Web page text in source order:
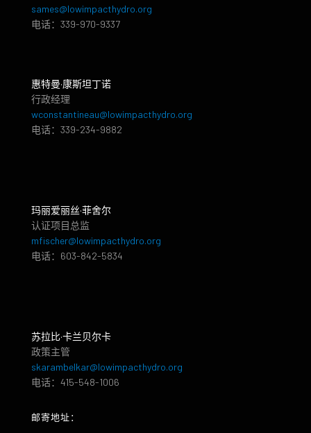
sames@lowimpacthydro.org
电话：339-970-9337
惠特曼·康斯坦丁诺
行政经理
wconstantineau@lowimpacthydro.org
电话：339-234-9882
玛丽爱丽丝·菲舍尔
认证项目总监
mfischer@lowimpacthydro.org
电话：603-842-5834
苏拉比·卡兰贝尔卡
政策主管
skarambelkar@lowimpacthydro.org
电话：415-548-1006
邮寄地址：